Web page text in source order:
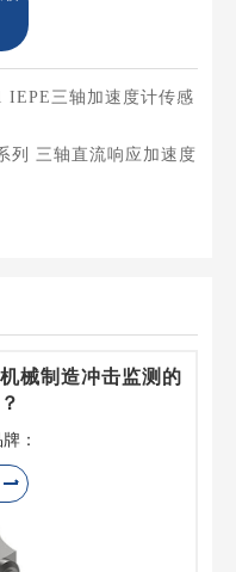
IEPE三轴加速度计传感
列 三轴直流响应加速度
械制造冲击监测的
：